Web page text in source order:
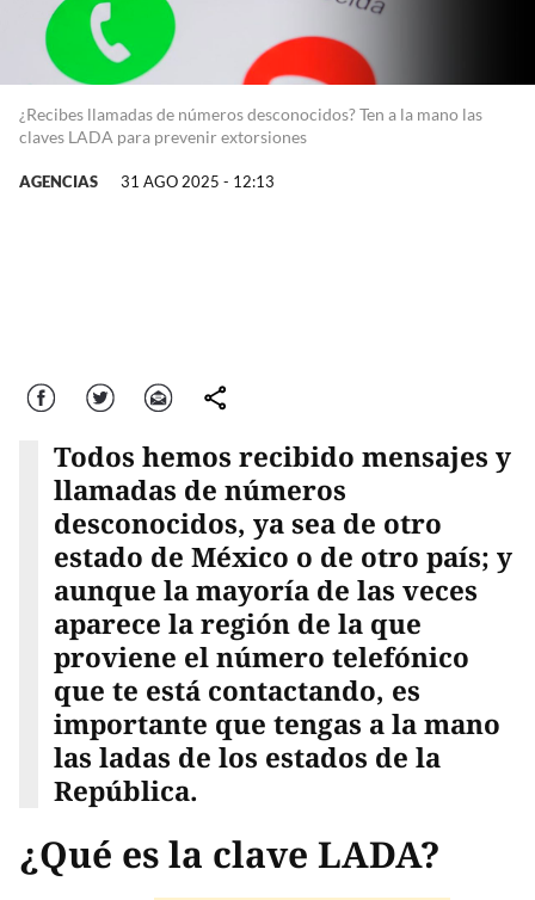
¿Recibes llamadas de números desconocidos? Ten a la mano las
claves LADA para prevenir extorsiones
AGENCIAS 31 AGO 2025 - 12:13
Facebook Twitter Correo comparte
Todos hemos recibido mensajes y
llamadas de números
desconocidos, ya sea de otro
estado de México o de otro país; y
aunque la mayoría de las veces
aparece la región de la que
proviene el número telefónico
que te está contactando, es
importante que tengas a la mano
las ladas de los estados de la
República.
¿Qué es la clave LADA?